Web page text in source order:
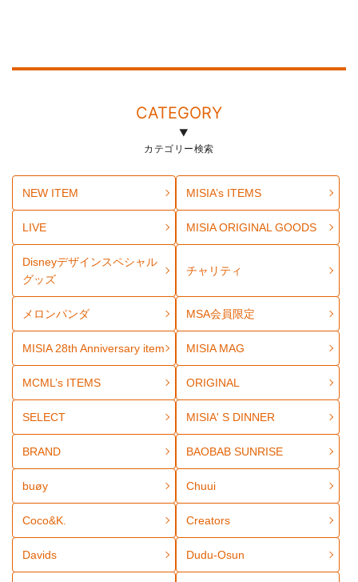
CATEGORY
カテゴリー検索
NEW ITEM MISIA’s ITEMS
LIVE MISIA ORIGINAL GOODS
Disneyデザインスペシャル
グッズ
チャリティ
メロンパンダ MSA会員限定
MISIA 28th Anniversary item MISIA MAG
MCML’s ITEMS ORIGINAL
SELECT MISIA' S DINNER
BRAND BAOBAB SUNRISE
buøy Chuui
Coco&K. Creators
Davids Dudu-Osun